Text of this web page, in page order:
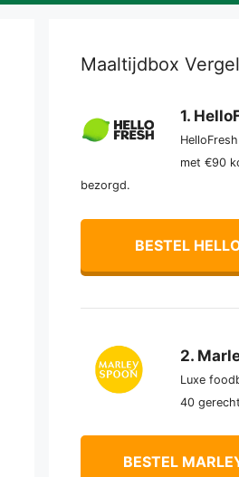
Maaltijdbox
1.
met €90
bezorgd.
BESTEL
2.
Luxe
40
BESTEL